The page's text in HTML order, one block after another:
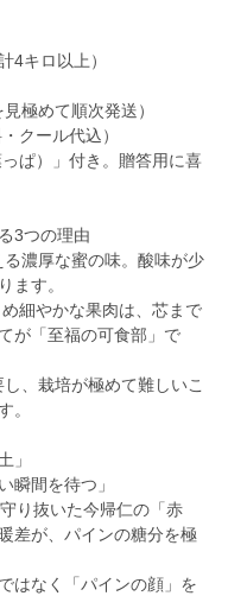
4キロ以上）
極めて順次発送）
クール代込）
ぱ）」付き。贈答用に喜
3つの理由
濃厚な蜜の味。酸味が少
ます。
細やかな果肉は、芯まで
が「至福の可食部」で
、栽培が極めて難しいこ
。
」
瞬間を待つ」
り抜いた今帰仁の「赤
差が、パインの糖分を極
はなく「パインの顔」を